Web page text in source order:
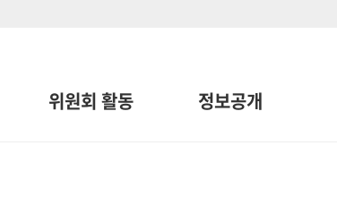
위원회 활동 정보공개